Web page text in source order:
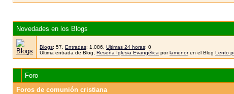
Novedades en los Blogs
Blogs: 57, Entradas: 1,086, Ultimas 24 horas: 0
Ultima entrada de Blog, Reseña Iglesia Evangélica porlamenoren el Blog Lento
Foro
Foros de comunión cristiana